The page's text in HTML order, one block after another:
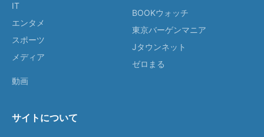
IT
エンタメ
スポーツ
メディア
動画
BOOKウォッチ
東京バーゲンマニア
Jタウンネット
ゼロまる
サイトについて